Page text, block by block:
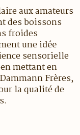
aux amateurs
des boissons
froides
uneidée
sensorielle
mettant en
Frères,
la qualité de